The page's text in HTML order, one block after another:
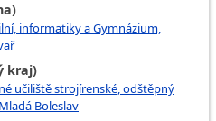
informatiky a Gymnázium,
kraj)
učiliště strojírenské, odštěpný
Boleslav